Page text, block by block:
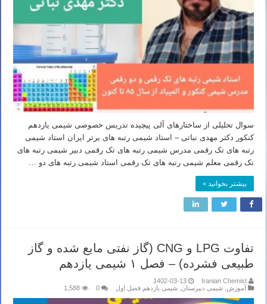
سوال تحلیلی از ساختارهای آلی پیچیده تدریس خصوصی شیمی یازدهم
کنکور دکتر مهدی نباتی – استاد شیمی رتبه های برتر ایران استاد شیمی
رتبه های تک رقمی مدرس شیمی رتبه های تک رقمی دبیر شیمی رتبه های
تک رقمی معلم شیمی رتبه های تک رقمی استاد شیمی رتبه های دو …
بیشتر بخوانید »
تفاوت LPG و CNG (گاز نفتی مایع شده و گاز
طبیعی فشرده) – فصل ۱ شیمی یازدهم
Iranian Chemist
1402-03-13
آموزش شیمی دبیرستان شیمی یازدهم فصل اول 0
1,588